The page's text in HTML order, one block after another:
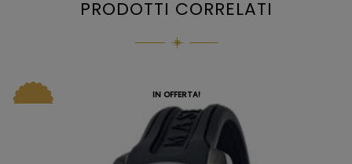
PRODOTTI CORRELATI
IN OFFERTA!